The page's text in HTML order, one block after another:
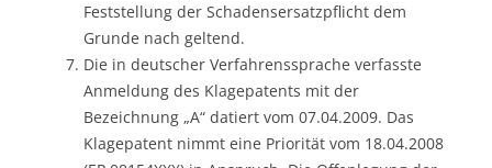
Feststellung der Schadensersatzpflicht dem
Grunde nach geltend.
Die in deutscher Verfahrenssprache verfasste
Anmeldung des Klagepatents mit der
Bezeichnung „A“ datiert vom 07.04.2009. Das
Klagepatent nimmt eine Priorität vom 18.04.2008